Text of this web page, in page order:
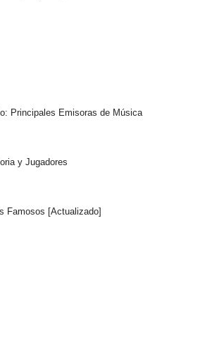
Principales Emisoras de Música
y Jugadores
Famosos [Actualizado]